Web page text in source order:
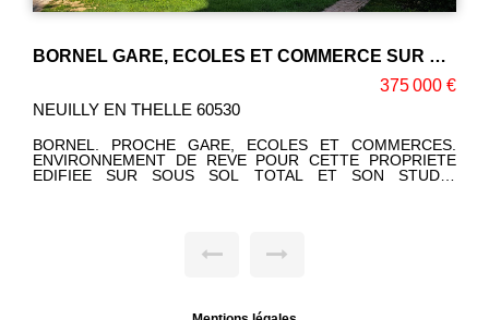
BORNEL GARE, ECOLES ET COMMERCE SUR PLACE
375 000 €
NEUILLY EN THELLE 60530
BORNEL. PROCHE GARE, ECOLES ET COMMERCES.
ENVIRONNEMENT DE REVE POUR CETTE PROPRIETE
EDIFIEE SUR SOUS SOL TOTAL ET SON STUDIO
SUITE PARENTALE A L'ETAGE AVEC SALLE D'EAU +
QUALITE. Corinne LEFEVRE (EI) RSAC: 980775340